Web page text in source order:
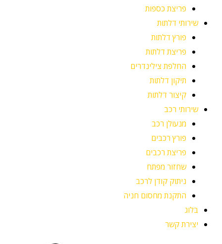
פריצת כספות
שירותי דלתות
פורץ דלתות
פריצת דלתות
החלפת צילינדרים
תיקון דלתות
קיצור דלתות
שירותי רכב
מנעולן רכב
פורץ רכבים
פריצת רכבים
שחזור מפתח
ניתוק קודן לרכב
התקנת מחסום חניה
בלוג
יצירת קשר